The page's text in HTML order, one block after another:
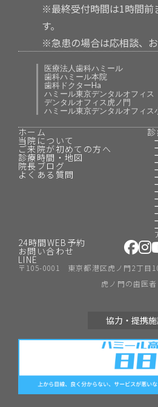
※最終受付時間は1時間前
す。
※急患の場合は応相談、お
医療法人歯科ハミール
歯科ハミール本院
歯科ドクターHa
ハミール東京デンタルオフィス
デンタルオフィス虎ノ門
ハミール東京デンタルオフィス
ホーム
当院について
ご来院が初めての方へ
診療時間・地図
院長ブログ
よくある質問
24時間WEB予約
お問い合わせ
LINE
〒105-0001 東京都港区虎ノ門2丁目
虎ノ門の歯医
協力・提携